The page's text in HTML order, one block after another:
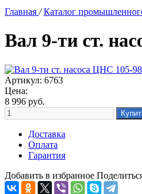
Главная / Каталог
Вал 9-ти ст.
Артикул: 6763
Цена:
8 996 руб.
Доставка
Оплата
Гарантия
Добавить в избранное